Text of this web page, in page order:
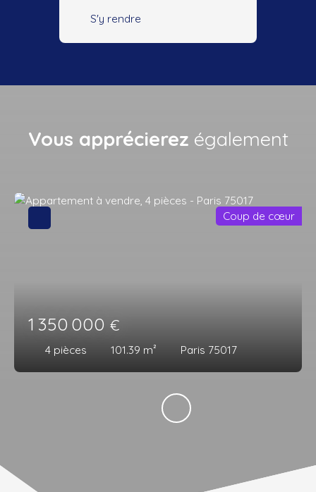
S'y rendre
Vous apprécierez également
1 350 000 €
4 pièces 101.39 m² Paris 75017
Coup de cœur